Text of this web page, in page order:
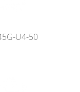
U4-50